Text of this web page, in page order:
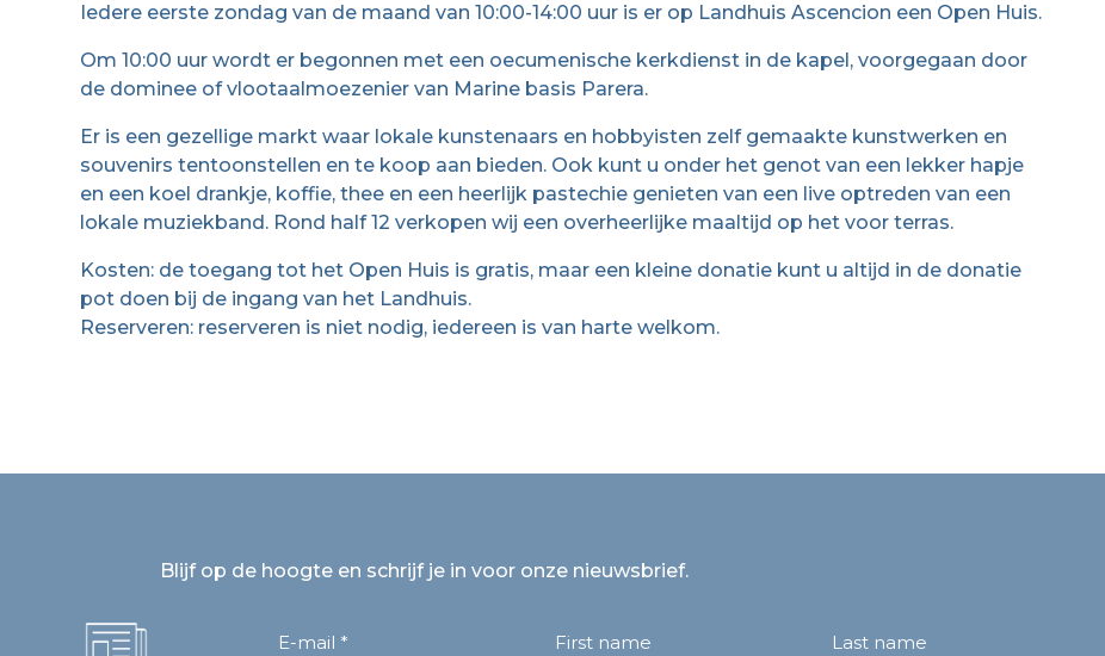
Iedere eerste zondag van de maand van 10:00-14:00 uur is er op Landhuis Ascencion een Open Huis.
Om 10:00 uur wordt er begonnen met een oecumenische kerkdienst in de kapel, voorgegaan door
de dominee of vlootaalmoezenier van Marine basis Parera.
Er is een gezellige markt waar lokale kunstenaars en hobbyisten zelf gemaakte kunstwerken en
souvenirs tentoonstellen en te koop aan bieden. Ook kunt u onder het genot van een lekker hapje
en een koel drankje, koffie, thee en een heerlijk pastechie genieten van een live optreden van een
lokale muziekband. Rond half 12 verkopen wij een overheerlijke maaltijd op het voor terras.
Kosten: de toegang tot het Open Huis is gratis, maar een kleine donatie kunt u altijd in de donatie
pot doen bij de ingang van het Landhuis.
Reserveren: reserveren is niet nodig, iedereen is van harte welkom.
Blijf op de hoogte en schrijf je in voor onze nieuwsbrief.
E-mail * First name Last name